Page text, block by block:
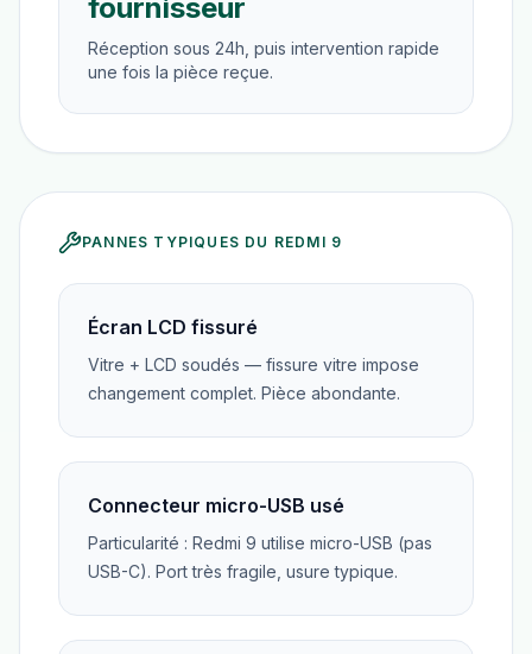
fournisseur
Réception sous 24h, puis intervention rapide
une fois la pièce reçue.
PANNES TYPIQUES DU REDMI 9
Écran LCD fissuré
Vitre + LCD soudés — fissure vitre impose
changement complet. Pièce abondante.
Connecteur micro-USB usé
Particularité : Redmi 9 utilise micro-USB (pas
USB-C). Port très fragile, usure typique.